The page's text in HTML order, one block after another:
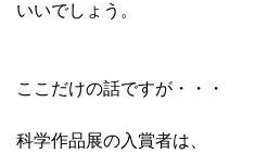
いいでしょう。
ここだけの話ですが・・・
科学作品展の入賞者は、